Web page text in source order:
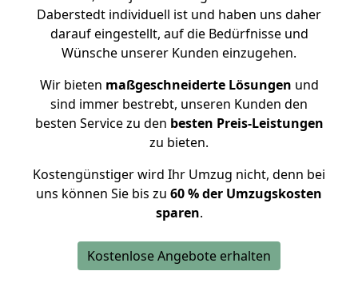
Daberstedt individuell ist und haben uns daher
darauf eingestellt, auf die Bedürfnisse und
Wünsche unserer Kunden einzugehen.
Wir bieten maßgeschneiderte Lösungen und
sind immer bestrebt, unseren Kunden den
besten Service zu den besten Preis-Leistungen
zu bieten.
Kostengünstiger wird Ihr Umzug nicht, denn bei
uns können Sie bis zu 60 % der Umzugskosten
sparen.
Kostenlose Angebote erhalten